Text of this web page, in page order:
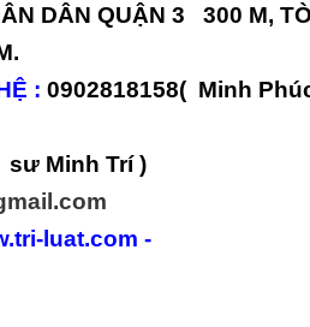
DÂN QUẬN 3 300 M,
: 0902818158( Minh
sư Minh Trí )
luat.com -